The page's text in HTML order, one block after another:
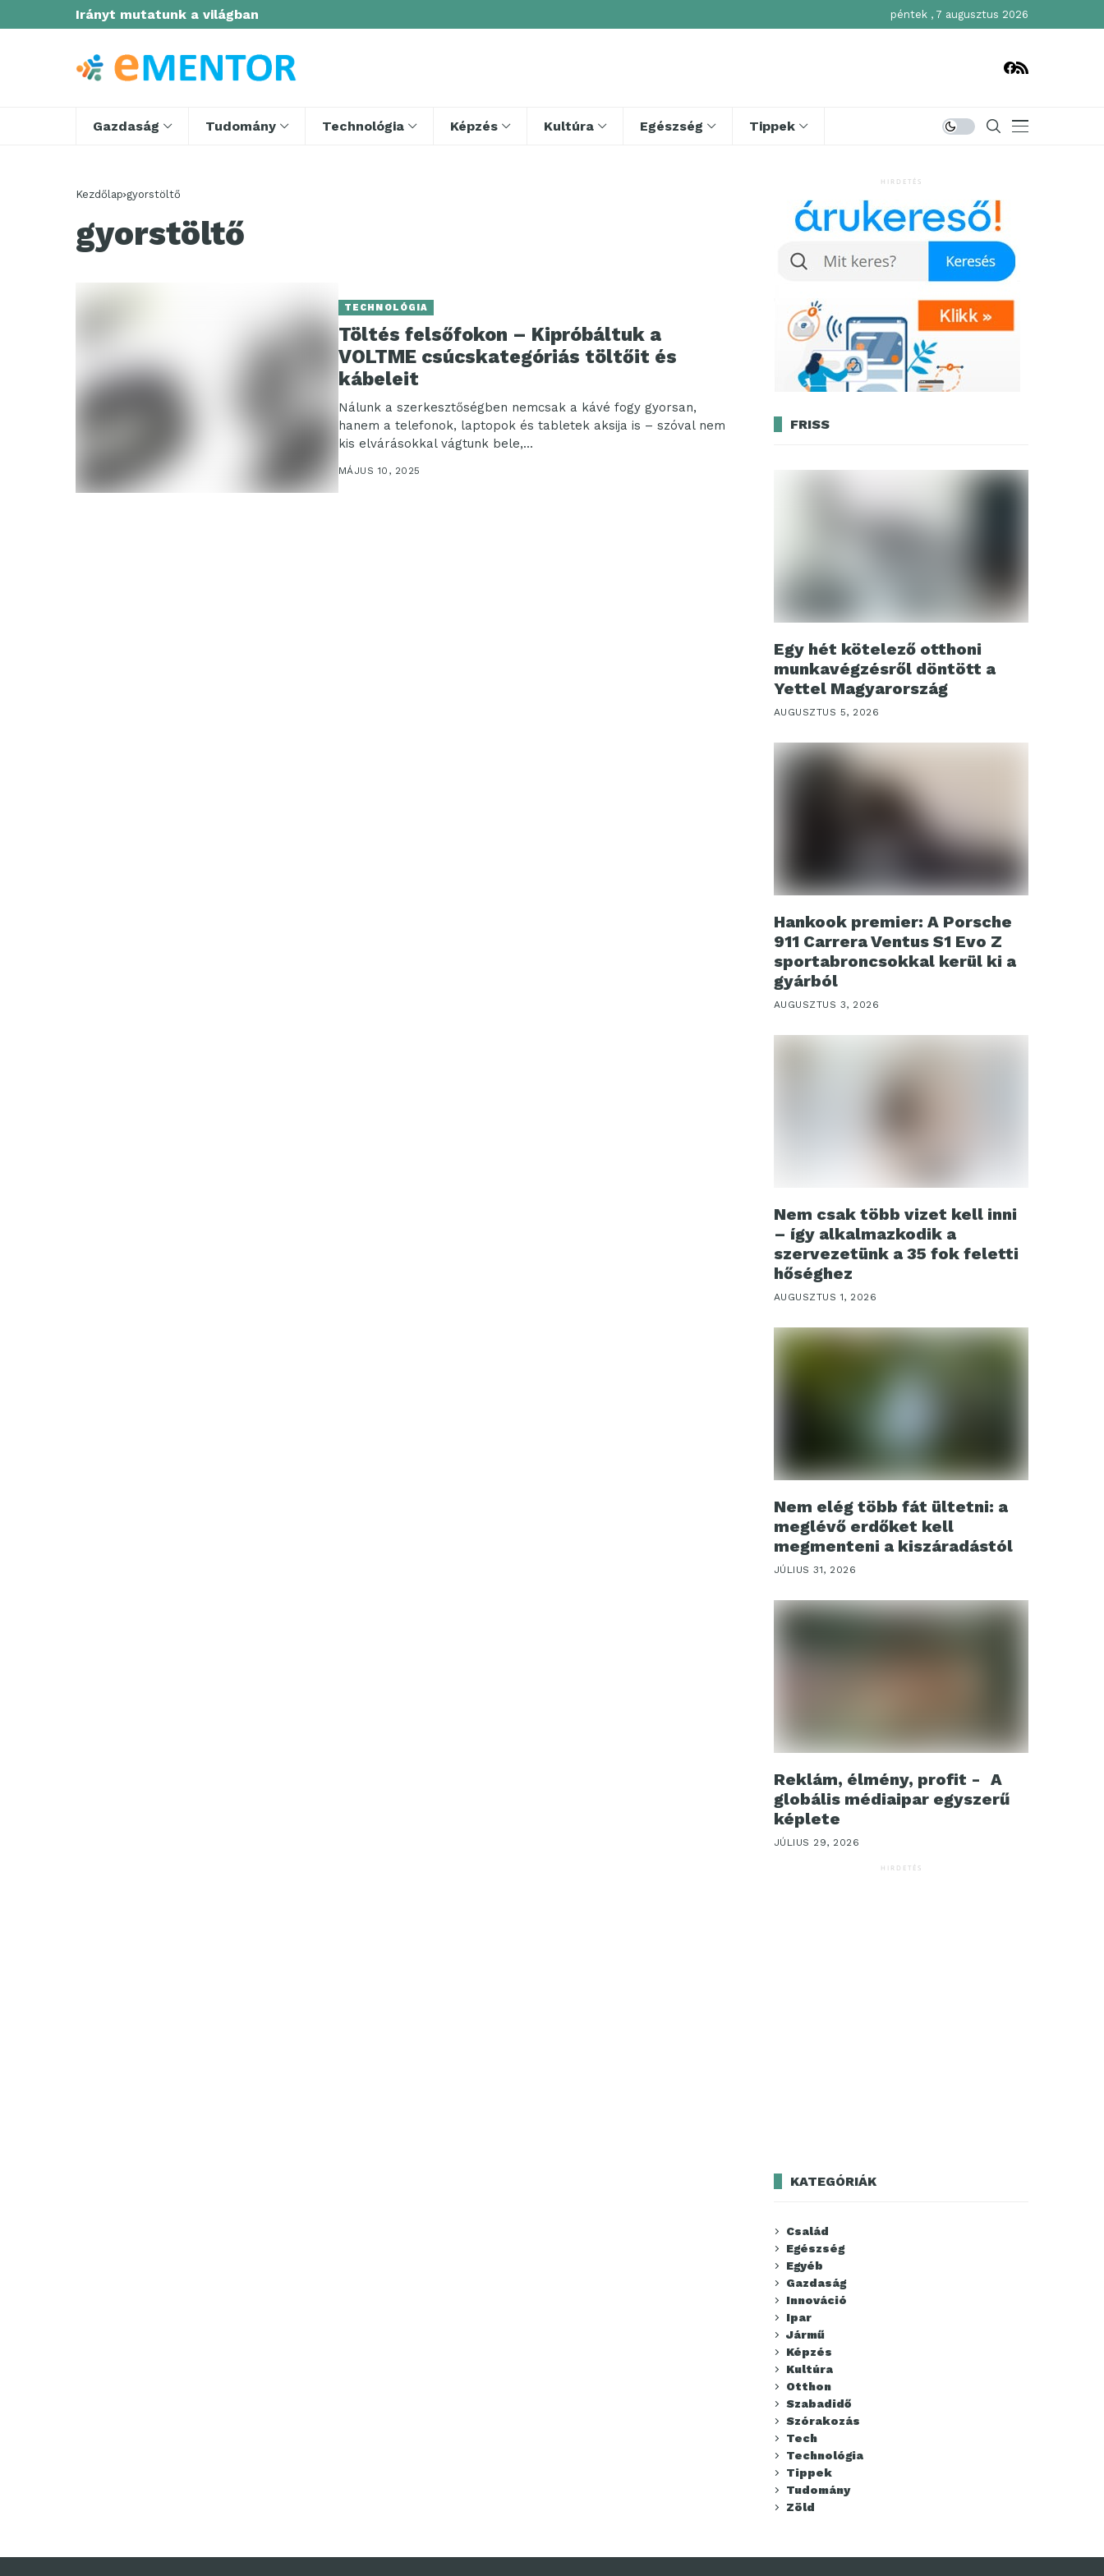
Irányt mutatunk a világban péntek , 7 augusztus 2026
Gazdaság Tudomány Technológia Képzés Kultúra Egészség Tippek
Kezdőlap gyorstöltő
gyorstöltő
TECHNOLÓGIA
Töltés felsőfokon – Kipróbáltuk a
VOLTME csúcskategóriás töltőit és
kábeleit
Nálunk a szerkesztőségben nemcsak a kávé fogy gyorsan,
hanem a telefonok, laptopok és tabletek aksija is – szóval nem
kis elvárásokkal vágtunk bele,...
MÁJUS 10, 2025
HIRDETÉS
FRISS
Egy hét kötelező otthoni
munkavégzésről döntött a
Yettel Magyarország
AUGUSZTUS 5, 2026
Hankook premier: A Porsche
911 Carrera Ventus S1 Evo Z
sportabroncsokkal kerül ki a
gyárból
AUGUSZTUS 3, 2026
Nem csak több vizet kell inni
– így alkalmazkodik a
szervezetünk a 35 fok feletti
hőséghez
AUGUSZTUS 1, 2026
Nem elég több fát ültetni: a
meglévő erdőket kell
megmenteni a kiszáradástól
JÚLIUS 31, 2026
Reklám, élmény, profit - A
globális médiaipar egyszerű
képlete
JÚLIUS 29, 2026
HIRDETÉS
KATEGÓRIÁK
Család
Egészség
Egyéb
Gazdaság
Innováció
Ipar
Jármű
Képzés
Kultúra
Otthon
Szabadidő
Szórakozás
Tech
Technológia
Tippek
Tudomány
Zöld